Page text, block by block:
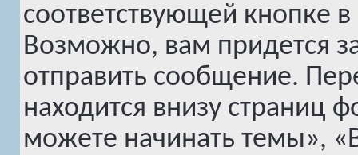
соответствующей кнопке
Возможно, вам придется
отправить сообщение.
находится внизу
можете начинать темы»,